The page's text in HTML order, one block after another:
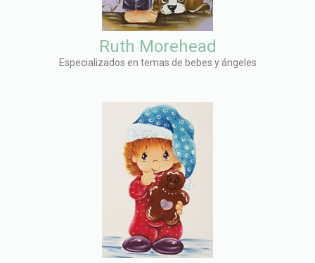
Ruth Morehead
Especializados en temas de bebes y ángeles